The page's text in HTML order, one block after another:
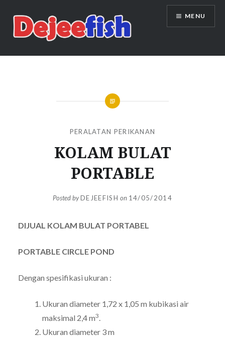
content
DEJEEFISH | PRODUSEN BENIH
MENU
PERALATAN PERIKANAN
KOLAM BULAT
PORTABLE
Posted byDEJEEFISH on 14/05/2014
DIJUAL KOLAM BULAT PORTABEL
PORTABLE CIRCLE POND
Dengan spesifikasi ukuran :
Ukuran diameter 1,72 x 1,05 m kubikasi air
maksimal 2,4 m3.
Ukuran diameter 3 m